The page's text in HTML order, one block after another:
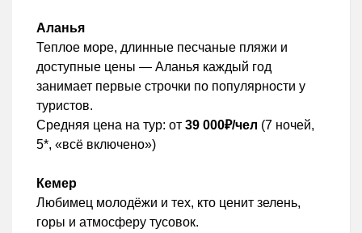
Аланья
Теплое море, длинные песчаные пляжи и
доступные цены — Аланья каждый год
занимает первые строчки по популярности у
туристов.
Средняя цена на тур: от 39 000₽/чел (7 ночей,
5*, «всё включено»)
Кемер
Любимец молодёжи и тех, кто ценит зелень,
горы и атмосферу тусовок.